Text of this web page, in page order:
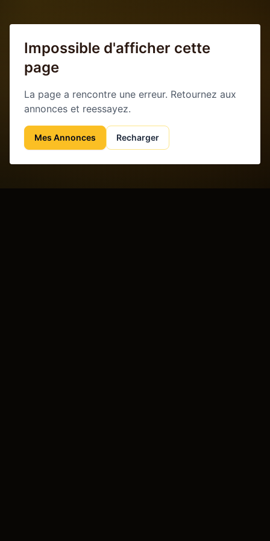
Impossible d'afficher cette
page
La page a rencontre une erreur. Retournez aux
annonces et reessayez.
Mes Annonces Recharger